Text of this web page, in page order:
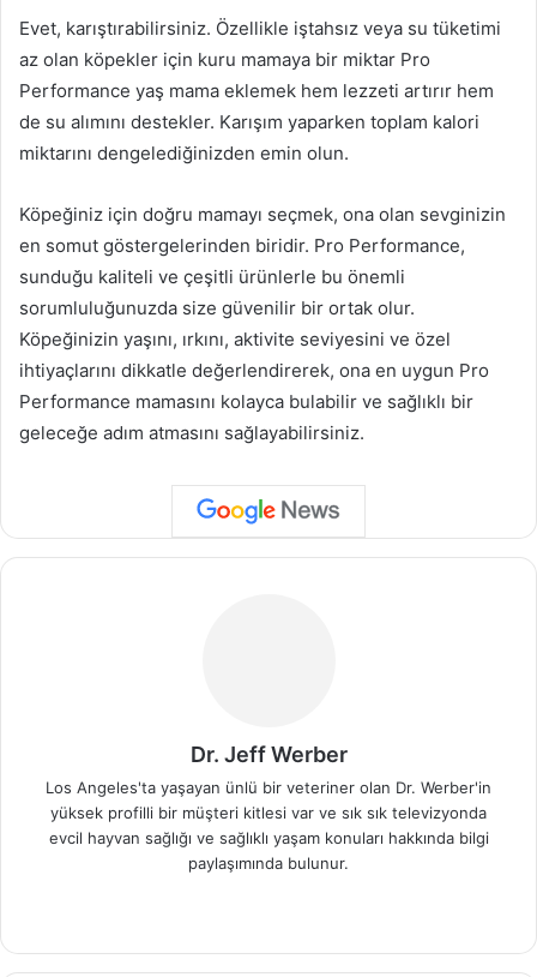
Evet, karıştırabilirsiniz. Özellikle iştahsız veya su tüketimi
az olan köpekler için kuru mamaya bir miktar Pro
Performance yaş mama eklemek hem lezzeti artırır hem
de su alımını destekler. Karışım yaparken toplam kalori
miktarını dengelediğinizden emin olun.
Köpeğiniz için doğru mamayı seçmek, ona olan sevginizin
en somut göstergelerinden biridir. Pro Performance,
sunduğu kaliteli ve çeşitli ürünlerle bu önemli
sorumluluğunuzda size güvenilir bir ortak olur.
Köpeğinizin yaşını, ırkını, aktivite seviyesini ve özel
ihtiyaçlarını dikkatle değerlendirerek, ona en uygun Pro
Performance mamasını kolayca bulabilir ve sağlıklı bir
geleceğe adım atmasını sağlayabilirsiniz.
Dr. Jeff Werber
Los Angeles'ta yaşayan ünlü bir veteriner olan Dr. Werber'in
yüksek profilli bir müşteri kitlesi var ve sık sık televizyonda
evcil hayvan sağlığı ve sağlıklı yaşam konuları hakkında bilgi
paylaşımında bulunur.
sit